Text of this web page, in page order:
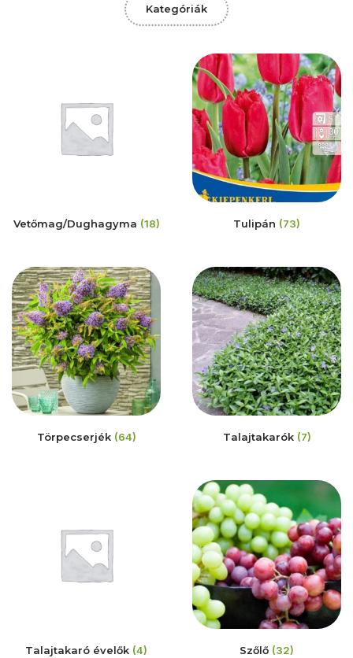
Kategóriák
Vetőmag/Dughagyma (18) Tulipán (73)
Törpecserjék (64) Talajtakarók (7)
Talajtakaró évelők (4) Szőlő (32)